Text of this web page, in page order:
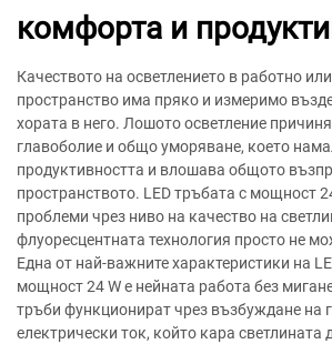
комфорта и
Качеството на осветлението в работно
пространство има пряко и измеримо
хората в него. Лошото осветление
главоболие и общо уморяване, което
продуктивността и влошава общото
пространството. LED тръбата с мощност
проблеми чрез ниво на качество на
флуоресцентната технология просто не
Една от най-важните характеристики на
мощност 24 W е нейната работа без
тръби функционират чрез възбуждане на
електрически ток, който кара светлината